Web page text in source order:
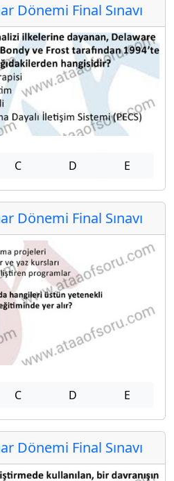
Dönemi Final Sınavı
C D E
Dönemi Final Sınavı
C D E
Dönemi Final Sınavı